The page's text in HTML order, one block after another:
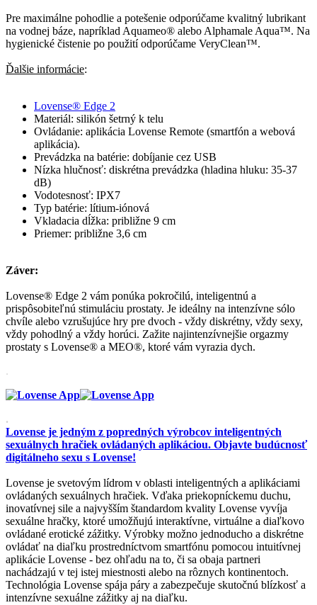
Pre maximálne pohodlie a potešenie odporúčame kvalitný lubrikant
na vodnej báze, napríklad Aquameo® alebo Alphamale Aqua™. Na
hygienické čistenie po použití odporúčame VeryClean™.
Ďalšie informácie:
Lovense® Edge 2
Materiál: silikón šetrný k telu
Ovládanie: aplikácia Lovense Remote (smartfón a webová
aplikácia).
Prevádzka na batérie: dobíjanie cez USB
Nízka hlučnosť: diskrétna prevádzka (hladina hluku: 35-37
dB)
Vodotesnosť: IPX7
Typ batérie: lítium-iónová
Vkladacia dĺžka: približne 9 cm
Priemer: približne 3,6 cm
Záver:
Lovense® Edge 2 vám ponúka pokročilú, inteligentnú a
prispôsobiteľnú stimuláciu prostaty. Je ideálny na intenzívne sólo
chvíle alebo vzrušujúce hry pre dvoch - vždy diskrétny, vždy sexy,
vždy pohodlný a vždy horúci. Zažite najintenzívnejšie orgazmy
prostaty s Lovense® a MEO®, ktoré vám vyrazia dych.
.
.
Lovense je jedným z popredných výrobcov inteligentných
sexuálnych hračiek ovládaných aplikáciou. Objavte budúcnosť
digitálneho sexu s Lovense!
Lovense je svetovým lídrom v oblasti inteligentných a aplikáciami
ovládaných sexuálnych hračiek. Vďaka priekopníckemu duchu,
inovatívnej sile a najvyšším štandardom kvality Lovense vyvíja
sexuálne hračky, ktoré umožňujú interaktívne, virtuálne a diaľkovo
ovládané erotické zážitky. Výrobky možno jednoducho a diskrétne
ovládať na diaľku prostredníctvom smartfónu pomocou intuitívnej
aplikácie Lovense - bez ohľadu na to, či sa obaja partneri
nachádzajú v tej istej miestnosti alebo na rôznych kontinentoch.
Technológia Lovense spája páry a zabezpečuje skutočnú blízkosť a
intenzívne sexuálne zážitky aj na diaľku.